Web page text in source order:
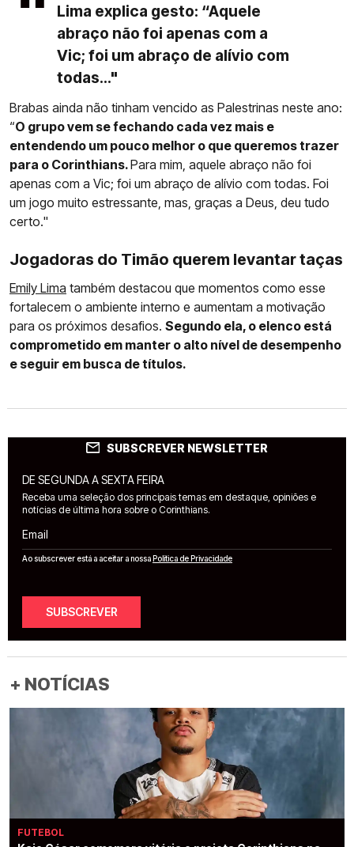
Lima explica gesto: “Aquele
abraço não foi apenas com a
Vic; foi um abraço de alívio com
todas..."
Brabas ainda não tinham vencido as Palestrinas neste ano:
“O grupo vem se fechando cada vez mais e
entendendo um pouco melhor o que queremos trazer
para o Corinthians.Para mim, aquele abraço não foi
apenas com a Vic; foi um abraço de alívio com todas. Foi
um jogo muito estressante, mas, graças a Deus, deu tudo
certo."
Jogadoras do Timão querem levantar taças
Emily Lima também destacou que momentos como esse
fortalecem o ambiente interno e aumentam a motivação
para os próximos desafios. Segundo ela, o elenco está
comprometido em manter o alto nível de desempenho
e seguir em busca de títulos.
SUBSCREVER NEWSLETTER
DE SEGUNDA A SEXTA FEIRA
Receba uma seleção dos principais temas em destaque, opiniões e
notícias de última hora sobre o Corinthians.
Email
Ao subscrever está a aceitar a nossaPolítica de Privacidade
SUBSCREVER
+ NOTÍCIAS
FUTEBOL